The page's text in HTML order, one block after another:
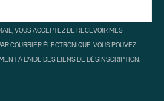
VOUS ACCEPTEZ DE RECEVOIR MES
COURRIER ÉLECTRONIQUE. VOUS POUVEZ
À L'AIDE DES LIENS DE DÉSINSCRIPTION.